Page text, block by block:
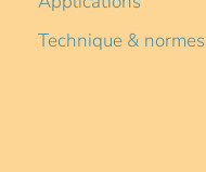
Technique & normes